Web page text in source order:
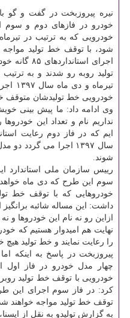
نیره پیروزبخت در گفت و گو
شود، با توقف خط تولید
تولید روبه رو شدند و به
خودرویی خط تولیدشان متوقف
وی ادامه داد: ما پیش بینی
نداریم نام و تعداد این
سال ۱۳۹۷ اجرا می
شوند.
رییس سازمان ملی استاندارد
سوم این طرح كه دی ماه خواهد
خودروهایی كه با توقف خط
داشت: این مساله شائبه برانگیز
ازاین رو نه نام این خودروها و
نهایت هم امیدوار هستیم كه
را رعایت نمایند و خط تولید
پیروزبخت در پاسخ به اینكه
خودرویی با توقف خط تولید
كرد: در فاز سوم اجرای این
توقف خط تولید مواجه خواهند
به گزارش تولیدو به نقل از